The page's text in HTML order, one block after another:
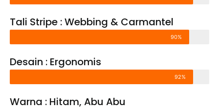
Tali Stripe : Webbing & Carmantel
90%
Desain : Ergonomis
92%
Warna : Hitam, Abu Abu